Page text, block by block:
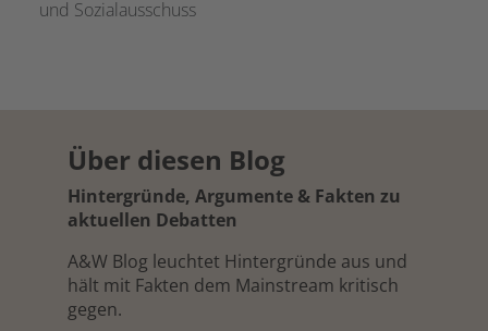
und Sozialausschuss
Über diesen Blog
Hintergründe, Argumente & Fakten zu
aktuellen Debatten
A&W Blog leuchtet Hintergründe aus und
hält mit Fakten dem Mainstream kritisch
gegen.